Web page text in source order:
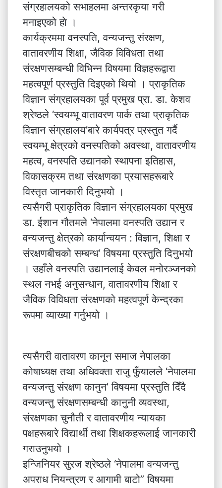
संग्रहालयको सभाहलमा अन्तरकृया गरी
मनाइएको हाे ।
कार्यक्रममा वनस्पति, वन्यजन्तु संरक्षण,
वातावरणीय शिक्षा, जैविक विविधता तथा
संरक्षणसम्बन्धी विभिन्न विषयमा विज्ञहरूद्वारा
महत्वपूर्ण प्रस्तुति दिइएको थियो । प्राकृतिक
विज्ञान संग्रहालयका पूर्व प्रमुख प्रा. डा. केशव
श्रेष्ठले ‘स्वयम्भू वातावरण पार्क तथा प्राकृतिक
विज्ञान संग्रहालय’बारे कार्यपत्र प्रस्तुत गर्दै
स्वयम्भू क्षेत्रको वनस्पतिको अवस्था, वातावरणीय
महत्व, वनस्पति उद्यानको स्थापना इतिहास,
विकासक्रम तथा संरक्षणका प्रयासहरूबारे
विस्तृत जानकारी दिनुभयो ।
त्यसैगरी प्राकृतिक विज्ञान संग्रहालयका प्रमुख
डा. ईशान गौतमले ‘नेपालमा वनस्पति उद्यान र
वन्यजन्तु क्षेत्रको कार्यान्वयन : विज्ञान, शिक्षा र
संरक्षणबीचको सम्बन्ध’ विषयमा प्रस्तुति दिनुभयो
। उहाँले वनस्पति उद्यानलाई केवल मनोरञ्जनको
स्थल नभई अनुसन्धान, वातावरणीय शिक्षा र
जैविक विविधता संरक्षणको महत्वपूर्ण केन्द्रका
रूपमा व्याख्या गर्नुभयो ।
त्यसैगरी वातावरण कानून समाज नेपालका
कोषाध्यक्ष तथा अधिवक्ता राजु फुँयालले ‘नेपालमा
वन्यजन्तु संरक्षण कानुन’ विषयमा प्रस्तुति दिँदै
वन्यजन्तु संरक्षणसम्बन्धी कानुनी व्यवस्था,
संरक्षणका चुनौती र वातावरणीय न्यायका
पक्षहरूबारे विद्यार्थी तथा शिक्षकहरूलाई जानकारी
गराउनुभयो ।
इन्जिनियर सुरज श्रेष्ठले ‘नेपालमा वन्यजन्तु
अपराध नियन्त्रण र आगामी बाटो” विषयमा